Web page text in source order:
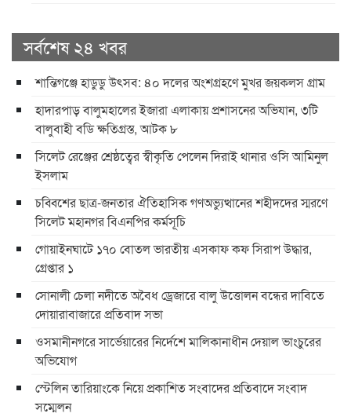
সর্বশেষ ২৪ খবর
শান্তিগঞ্জে হাডুডু উৎসব: ৪০ দলের অংশগ্রহণে মুখর জয়কলস গ্রাম
হাদারপাড় বালুমহালের ইজারা এলাকায় প্রশাসনের অভিযান, ৩টি
বালুবাহী বডি ক্ষতিগ্রস্ত, আটক ৮
সিলেট রেঞ্জের শ্রেষ্ঠত্বের স্বীকৃতি পেলেন দিরাই থানার ওসি আমিনুল
ইসলাম
চব্বিশের ছাত্র-জনতার ঐতিহাসিক গণঅভ্যুত্থানের শহীদদের স্মরণে
সিলেট মহানগর বিএনপির কর্মসূচি
গোয়াইনঘাটে ১৭০ বোতল ভারতীয় এসকাফ কফ সিরাপ উদ্ধার,
গ্রেপ্তার ১
সোনালী চেলা নদীতে অবৈধ ড্রেজারে বালু উত্তোলন বন্ধের দাবিতে
দোয়ারাবাজারে প্রতিবাদ সভা
ওসমানীনগরে সার্ভেয়ারের নির্দেশে মালিকানাধীন দেয়াল ভাংচুরের
অভিযোগ
স্টেলিন তারিয়াংকে নিয়ে প্রকাশিত সংবাদের প্রতিবাদে সংবাদ
সম্মেলন